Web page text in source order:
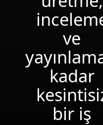
ve
kadar
bir iş